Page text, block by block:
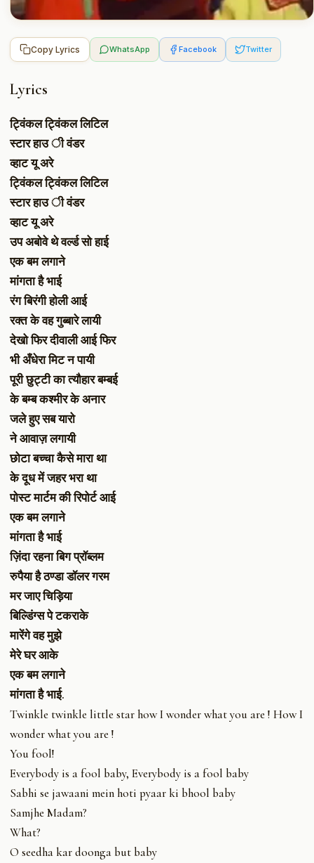
Copy Lyrics WhatsApp Facebook Twitter
Lyrics
ट्विंकल ट्विंकल लिटिल
स्टार हाउ ी वंडर
व्हाट यू अरे
ट्विंकल ट्विंकल लिटिल
स्टार हाउ ी वंडर
व्हाट यू अरे
उप अबोवे थे वर्ल्ड सो हाई
एक बम लगाने
मांगता है भाई
रंग बिरंगी होली आई
रक्त के वह गुब्बारे लायी
देखो फिर दीवाली आई फिर
भी अँधेरा मिट न पायी
पूरी छुट्टी का त्यौहार बम्बई
के बम्ब कश्मीर के अनार
जले हुए सब यारो
ने आवाज़ लगायी
छोटा बच्चा कैसे मारा था
के दूध में जहर भरा था
पोस्ट मार्टम की रिपोर्ट आई
एक बम लगाने
मांगता है भाई
ज़िंदा रहना बिग प्रॉब्लम
रुपैया है ठण्डा डॉलर गरम
मर जाए चिड़िया
बिल्डिंग्स पे टकराके
मारेंगे वह मुझे
मेरे घर आके
एक बम लगाने
मांगता है भाई.
Twinkle twinkle little star how I wonder what you are ! How I
wonder what you are !
You fool!
Everybody is a fool baby, Everybody is a fool baby
Sabhi se jawaani mein hoti pyaar ki bhool baby
Samjhe Madam?
What?
O seedha kar doonga but baby